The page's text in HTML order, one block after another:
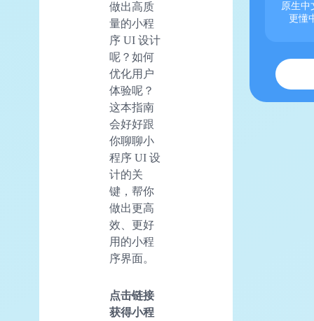
做出高质
量的小程
序 UI 设计
呢？如何
优化用户
体验呢？
这本指南
会好好跟
你聊聊小
程序 UI 设
计的关
键，帮你
做出更高
效、更好
用的小程
序界面。
点击链接
获得小程
原生中
更懂